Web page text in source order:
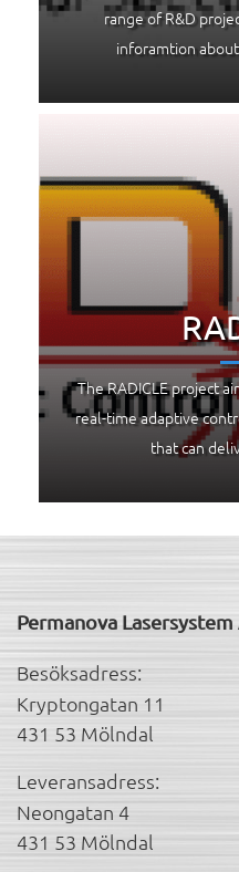
range of R&D
inforamtion
The RADICLE project
real-time adaptive
that can
Permanova Lasersystem
Besöksadress:
Kryptongatan 11
431 53 Mölndal
Leveransadress:
Neongatan 4
431 53 Mölndal